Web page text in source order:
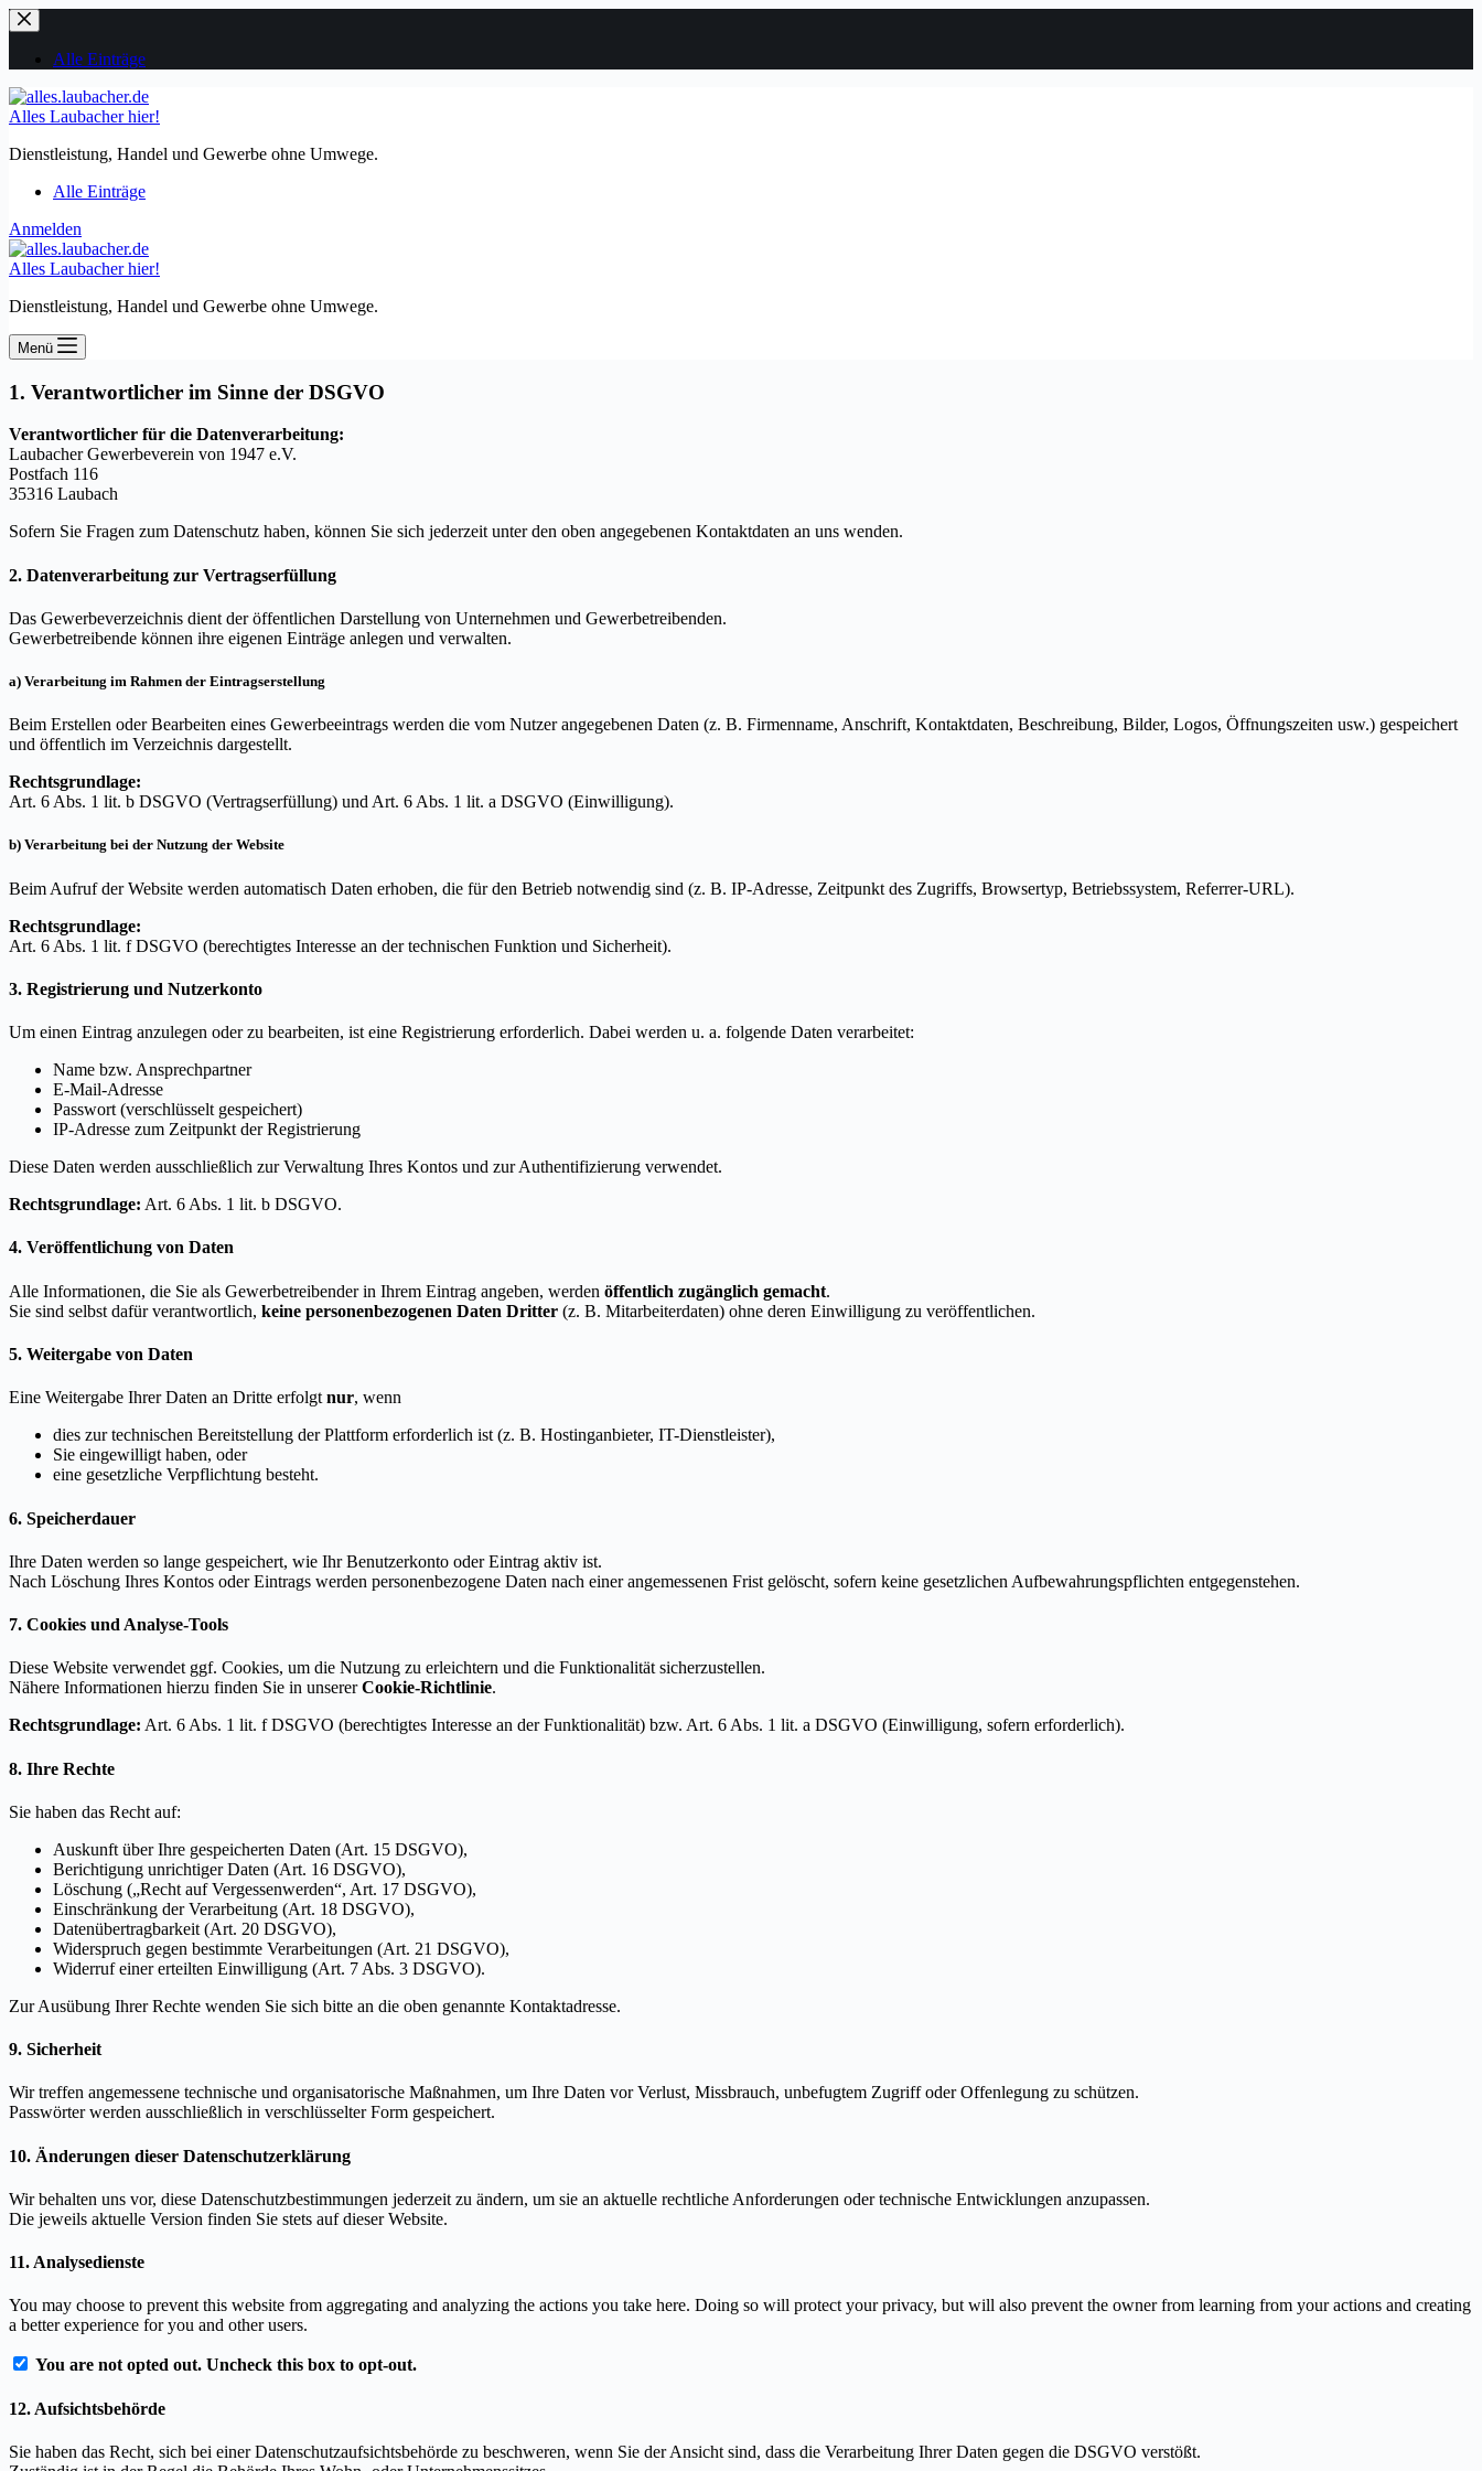
Zum
Inhalt
springenAlle Einträge
Alles Laubacher hier!
Dienstleistung, Handel und Gewerbe ohne Umwege.
Alle Einträge
Anmelden
Alles Laubacher hier!
Dienstleistung, Handel und Gewerbe ohne Umwege.
Menü
1. Verantwortlicher im Sinne der DSGVO
Verantwortlicher für die Datenverarbeitung:
Laubacher Gewerbeverein von 1947 e.V.
Postfach 116
35316 Laubach
Sofern Sie Fragen zum Datenschutz haben, können Sie sich jederzeit unter den oben angegebenen Kontaktdaten an uns wenden.
2. Datenverarbeitung zur Vertragserfüllung
Das Gewerbeverzeichnis dient der öffentlichen Darstellung von Unternehmen und Gewerbetreibenden.
Gewerbetreibende können ihre eigenen Einträge anlegen und verwalten.
a) Verarbeitung im Rahmen der Eintragserstellung
Beim Erstellen oder Bearbeiten eines Gewerbeeintrags werden die vom Nutzer angegebenen Daten (z. B. Firmenname, Anschrift, Kontaktdaten, Beschreibung, Bilder, Logos, Öffnungszeiten usw.) gespeichert
und öffentlich im Verzeichnis dargestellt.
Rechtsgrundlage:
Art. 6 Abs. 1 lit. b DSGVO (Vertragserfüllung) und Art. 6 Abs. 1 lit. a DSGVO (Einwilligung).
b) Verarbeitung bei der Nutzung der Website
Beim Aufruf der Website werden automatisch Daten erhoben, die für den Betrieb notwendig sind (z. B. IP-Adresse, Zeitpunkt des Zugriffs, Browsertyp, Betriebssystem, Referrer-URL).
Rechtsgrundlage:
Art. 6 Abs. 1 lit. f DSGVO (berechtigtes Interesse an der technischen Funktion und Sicherheit).
3. Registrierung und Nutzerkonto
Um einen Eintrag anzulegen oder zu bearbeiten, ist eine Registrierung erforderlich. Dabei werden u. a. folgende Daten verarbeitet:
Name bzw. Ansprechpartner
E-Mail-Adresse
Passwort (verschlüsselt gespeichert)
IP-Adresse zum Zeitpunkt der Registrierung
Diese Daten werden ausschließlich zur Verwaltung Ihres Kontos und zur Authentifizierung verwendet.
Rechtsgrundlage: Art. 6 Abs. 1 lit. b DSGVO.
4. Veröffentlichung von Daten
Alle Informationen, die Sie als Gewerbetreibender in Ihrem Eintrag angeben, werden öffentlich zugänglich gemacht.
Sie sind selbst dafür verantwortlich, keine personenbezogenen Daten Dritter (z. B. Mitarbeiterdaten) ohne deren Einwilligung zu veröffentlichen.
5. Weitergabe von Daten
Eine Weitergabe Ihrer Daten an Dritte erfolgt nur, wenn
dies zur technischen Bereitstellung der Plattform erforderlich ist (z. B. Hostinganbieter, IT-Dienstleister),
Sie eingewilligt haben, oder
eine gesetzliche Verpflichtung besteht.
6. Speicherdauer
Ihre Daten werden so lange gespeichert, wie Ihr Benutzerkonto oder Eintrag aktiv ist.
Nach Löschung Ihres Kontos oder Eintrags werden personenbezogene Daten nach einer angemessenen Frist gelöscht, sofern keine gesetzlichen Aufbewahrungspflichten entgegenstehen.
7. Cookies und Analyse-Tools
Diese Website verwendet ggf. Cookies, um die Nutzung zu erleichtern und die Funktionalität sicherzustellen.
Nähere Informationen hierzu finden Sie in unsererCookie-Richtlinie.
Rechtsgrundlage: Art. 6 Abs. 1 lit. f DSGVO (berechtigtes Interesse an der Funktionalität) bzw. Art. 6 Abs. 1 lit. a DSGVO (Einwilligung, sofern erforderlich).
8. Ihre Rechte
Sie haben das Recht auf:
Auskunft über Ihre gespeicherten Daten (Art. 15 DSGVO),
Berichtigung unrichtiger Daten (Art. 16 DSGVO),
Löschung („Recht auf Vergessenwerden“, Art. 17 DSGVO),
Einschränkung der Verarbeitung (Art. 18 DSGVO),
Datenübertragbarkeit (Art. 20 DSGVO),
Widerspruch gegen bestimmte Verarbeitungen (Art. 21 DSGVO),
Widerruf einer erteilten Einwilligung (Art. 7 Abs. 3 DSGVO).
Zur Ausübung Ihrer Rechte wenden Sie sich bitte an die oben genannte Kontaktadresse.
9. Sicherheit
Wir treffen angemessene technische und organisatorische Maßnahmen, um Ihre Daten vor Verlust, Missbrauch, unbefugtem Zugriff oder Offenlegung zu schützen.
Passwörter werden ausschließlich in verschlüsselter Form gespeichert.
10. Änderungen dieser Datenschutzerklärung
Wir behalten uns vor, diese Datenschutzbestimmungen jederzeit zu ändern, um sie an aktuelle rechtliche Anforderungen oder technische Entwicklungen anzupassen.
Die jeweils aktuelle Version finden Sie stets auf dieser Website.
11. Analysedienste
You may choose to prevent this website from aggregating and analyzing the actions you take here. Doing so will protect your privacy, but will also prevent the owner from learning from your actions and creating
a better experience for you and other users.
You are not opted out. Uncheck this box to opt-out.
12. Aufsichtsbehörde
Sie haben das Recht, sich bei einer Datenschutzaufsichtsbehörde zu beschweren, wenn Sie der Ansicht sind, dass die Verarbeitung Ihrer Daten gegen die DSGVO verstößt.